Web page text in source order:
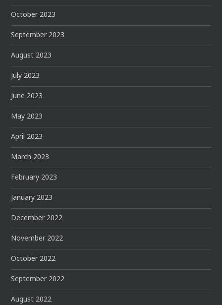
October 2023
September 2023
August 2023
July 2023
June 2023
May 2023
April 2023
March 2023
February 2023
January 2023
December 2022
November 2022
October 2022
September 2022
August 2022